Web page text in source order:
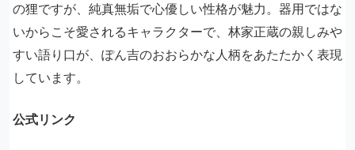
の狸ですが、純真無垢で心優しい性格が魅力。器用ではな
いからこそ愛されるキャラクターで、林家正蔵の親しみや
すい語り口が、ぽん吉のおおらかな人柄をあたたかく表現
しています。
公式リンク